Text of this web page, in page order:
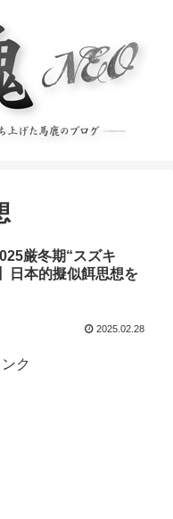
厳冬期“スズキ
日本的擬似餌思想を
2025.02.28
ク